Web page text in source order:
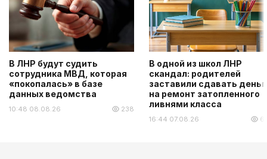
В ЛНР будут судить
сотрудника МВД, которая
«покопалась» в базе
данных ведомства
10:48 08.08.26 238
В одной из школ ЛНР
скандал: родителей
заставили сдавать
на ремонт затопленного
ливнями класса
16:44 07.08.26